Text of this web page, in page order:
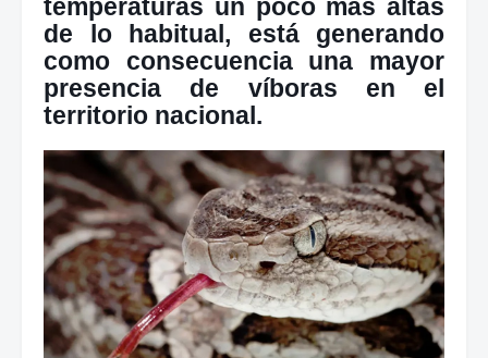
temperaturas un poco más altas
de lo habitual, está generando
como consecuencia una mayor
presencia de víboras en el
territorio nacional.